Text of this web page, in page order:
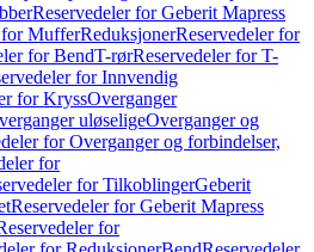
Reservedeler for Geberit Mapress
for MufferReduksjonerReservedeler for
for BendT-rørReservedeler for T-
for Innvendig
for KryssOverganger
uløseligeOverganger og
for Overganger og forbindelser,
for
for TilkoblingerGeberit
Reservedeler for Geberit Mapress
for